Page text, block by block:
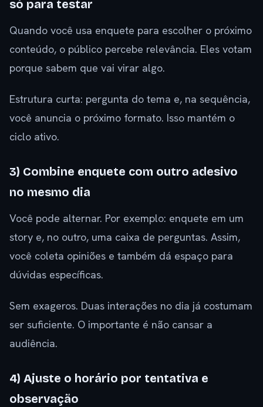
só para testar
Quando você usa enquete para escolher o próximo
conteúdo, o público percebe relevância. Eles votam
porque sabem que vai virar algo.
Estrutura curta: pergunta do tema e, na sequência,
você anuncia o próximo formato. Isso mantém o
ciclo ativo.
3) Combine enquete com outro adesivo
no mesmo dia
Você pode alternar. Por exemplo: enquete em um
story e, no outro, uma caixa de perguntas. Assim,
você coleta opiniões e também dá espaço para
dúvidas específicas.
Sem exageros. Duas interações no dia já costumam
ser suficiente. O importante é não cansar a
audiência.
4) Ajuste o horário por tentativa e
observação